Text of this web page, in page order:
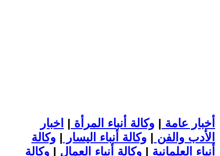
أخبار عامة | وكالة أنباء المرأة | اخبار
الأدب والفن | وكالة أنباء اليسار | وكالة
أنباء العلمانية | وكالة أنباء العمال | وكالة